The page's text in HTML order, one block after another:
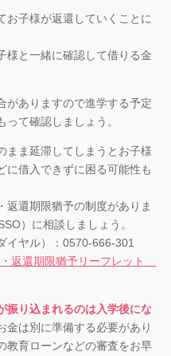
お子様が返還していくことに
様と一緒に確認して借りる金
がありますので進学する予定
て確認しましょう。
まま延滞してしまうとお子様
に借入できずに困る可能性も
返還期限猶予の制度がありま
）に相談しましょう。
イヤル）：0570-666-301
・返還期限猶予リーフレット
振り込まれるのは入学後にな
金は別に準備する必要があり
教育ローンなどの審査をお早